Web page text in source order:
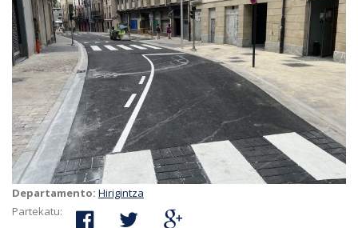
Departamento: Hirigintza
Partekatu: